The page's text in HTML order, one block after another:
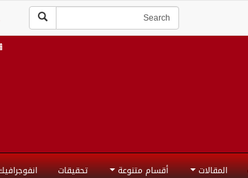
المقالات أقسام متنوعة تحقيقات